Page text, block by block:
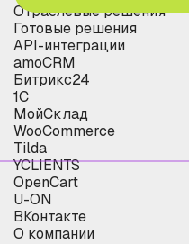
Отраслевые решения
Готовые решения
API-интеграции
amoCRM
Битрикс24
1С
МойСклад
WooCommerce
Tilda
YCLIENTS
OpenCart
U-ON
ВКонтакте
О компании